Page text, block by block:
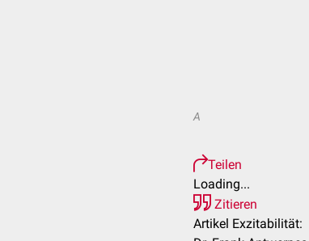
A
Teilen
Loading...
Zitieren
Artikel Exzitabilität: